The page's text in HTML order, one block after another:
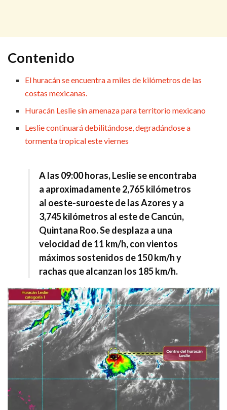
Contenido
El huracán se encuentra a miles de kilómetros de las
costas mexicanas.
Huracán Leslie sin amenaza para territorio mexicano
Leslie continuará debilitándose, degradándose a
tormenta tropical este viernes
A las 09:00 horas, Leslie se encontraba
a aproximadamente 2,765 kilómetros
al oeste-suroeste de las Azores y a
3,745 kilómetros al este de Cancún,
Quintana Roo. Se desplaza a una
velocidad de 11 km/h, con vientos
máximos sostenidos de 150 km/h y
rachas que alcanzan los 185 km/h.